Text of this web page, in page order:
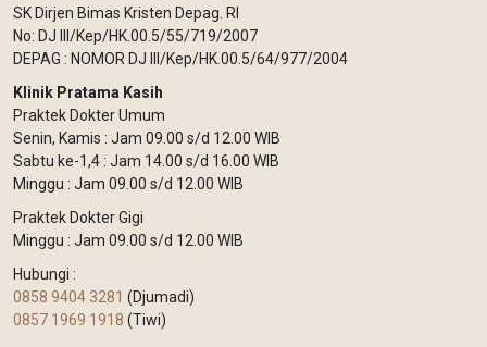
SK Dirjen Bimas Kristen Depag. RI
No: DJ III/Kep/HK.00.5/55/719/2007
DEPAG : NOMOR DJ III/Kep/HK.00.5/64/977/2004
Klinik Pratama Kasih
Praktek Dokter Umum
Senin, Kamis : Jam 09.00 s/d 12.00 WIB
Sabtu ke-1,4 : Jam 14.00 s/d 16.00 WIB
Minggu : Jam 09.00 s/d 12.00 WIB
Praktek Dokter Gigi
Minggu : Jam 09.00 s/d 12.00 WIB
Hubungi :
0858 9404 3281 (Djumadi)
0857 1969 1918 (Tiwi)